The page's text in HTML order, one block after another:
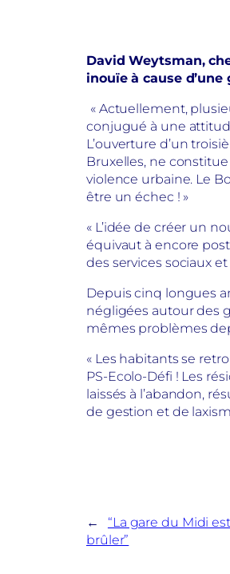
David Weytsman,
inouïe à cause
« Actuellement,
conjugué à une
L’ouverture d’un
Bruxelles, ne
violence urbaine. Le
être un échec ! »
« L’idée de créer un
équivaut à encore
des services sociaux
Depuis cinq longues
négligées autour des
mêmes problèmes
« Les habitants se
PS-Ecolo-Défi ! Les
laissés à l’abandon,
de gestion et de
←
“La gare du Midi
brûler”